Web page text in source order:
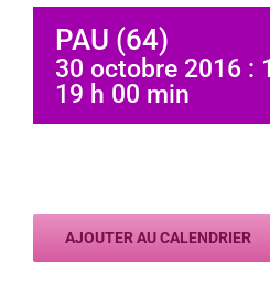
PAU (64)
30 octobre 2016 :
19 h 00 min
AJOUTER AU CALENDRIER